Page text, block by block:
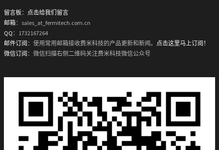
留言板 ： 点击给我们留言
邮箱：sales_at_fermitech.com.cn
QQ ：1732167264
邮件订阅 ：使用常用邮箱接收费米科技的产品更新和新闻。 点击这里马上订阅！
微信订阅 ：微信扫描右侧二维码关注费米科技微信公众号